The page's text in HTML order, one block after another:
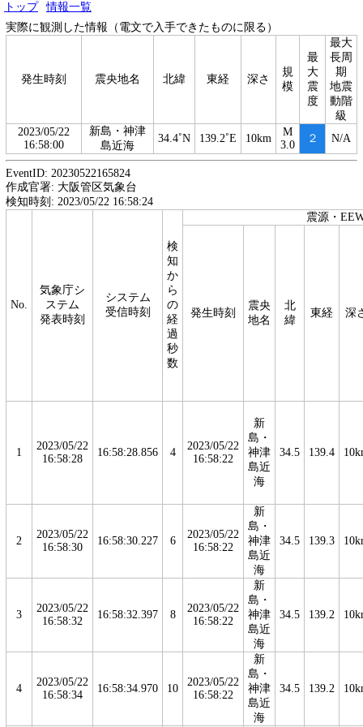
トップ
情報一覧
実際に観測した情報（電文で入手できたものに限る）
発生時刻 震央地名 北緯 東経 深さ
規
模
最
大
震
度
最大
長周
期
地震
動階
級
2023/05/22
16:58:00
新島・神津
島近海
34.4˚N 139.2˚E 10km
M
3.0
２ N/A
EventID: 20230522165824
作成官署: 大阪管区気象台
検知時刻: 2023/05/22 16:58:24
No.
気象庁シ
ステム
発表時刻
システム
受信時刻
検
知
か
ら
の
経
過
秒
数
震源・
発生時刻
震央
地名
北
緯
東経 深
1
2023/05/22
16:58:28
16:58:28.856 4
2023/05/22
16:58:22
新
島・
神津
島近
海
34.5 139.4
2
2023/05/22
16:58:30
16:58:30.227 6
2023/05/22
16:58:22
新
島・
神津
島近
海
34.5 139.3
3
2023/05/22
16:58:32
16:58:32.397 8
2023/05/22
16:58:22
新
島・
神津
島近
海
34.5 139.2
4
2023/05/22
16:58:34
16:58:34.970 10
2023/05/22
16:58:22
新
島・
神津
島近
海
34.5 139.2